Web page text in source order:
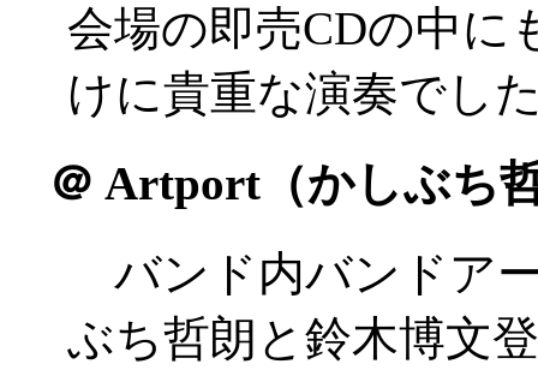
会場の即売CDの中に
けに貴重な演奏でし
＠ Artport（かしぶち
バンド内バンドア
ぶち哲朗と鈴木博文